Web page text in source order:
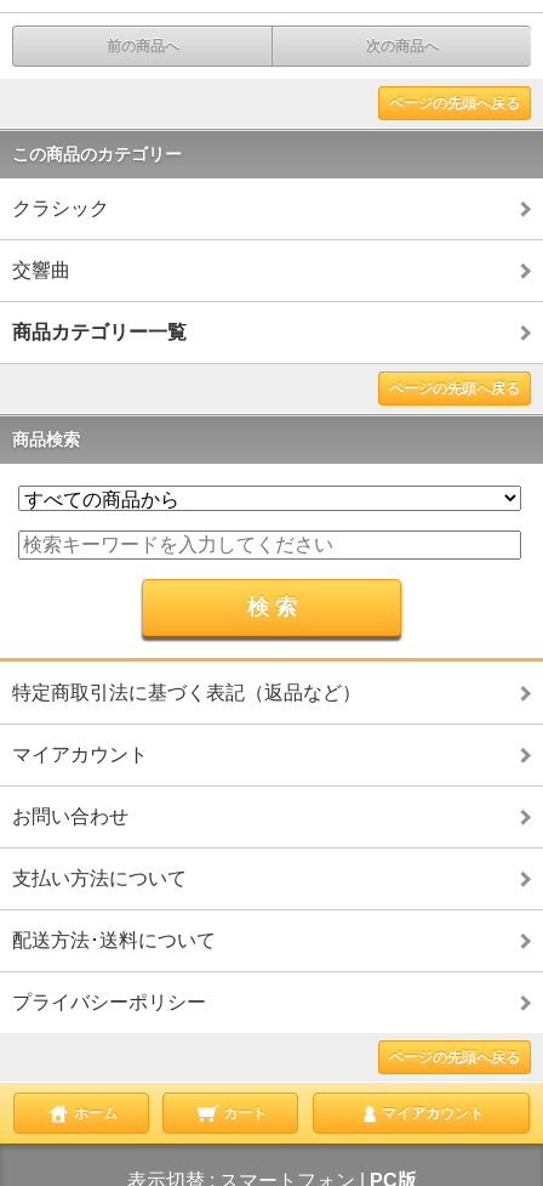
前の商品へ 次の商品へ
ページの先頭へ戻る
この商品のカテゴリー
クラシック
交響曲
商品カテゴリー一覧
ページの先頭へ戻る
商品検索
特定商取引法に基づく表記（返品など）
マイアカウント
お問い合わせ
支払い方法について
配送方法･送料について
プライバシーポリシー
ページの先頭へ戻る
ホーム カート マイアカウント
表示切替 : スマートフォン PC版